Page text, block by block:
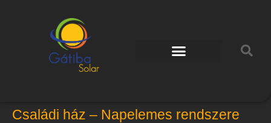
Családi ház – Napelemes rendszere